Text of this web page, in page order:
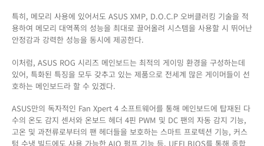
특히, 메모리 사용에 있어서도 ASUS XMP, D.O.C.P 오버클러킹 기술을 적
용하여 메모리 대역폭의 성능을 최대로 끌어올려 시스템을 사용할 시 뛰어난
안정감과 강력한 성능을 동시에 제공한다.
이처럼, ASUS ROG 시리즈 메인보드는 최적의 게이밍 환경을 구성하는데
있어, 특화된 특징을 모두 갖추고 있는 제품으로 전세계 많은 게이머들이 선
호하는 메인보드라 할 수 있겠다.
ASUS만의 독자적인 Fan Xpert 4 소프트웨어를 통해 메인보드에 탑재된 다
수의 온도 감지 센서와 온보드 헤더 4핀 PWM 및 DC 팬의 자동 감지 기능,
고온 및 과전류로부터의 팬 헤더들을 보호하는 스마트 프로텍션 기능, 커스
텀 수냉 빌드에도 사용 가능한 AIO 펌프 기능 등, UEFI BIOS를 통해 종합